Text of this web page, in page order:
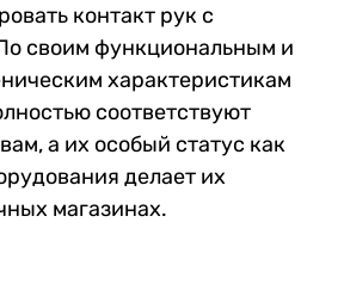
контакт рук с
своим функциональным и
характеристикам
соответствуют
а их особый статус как
делает их
магазинах.